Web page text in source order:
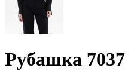
Рубашка 7037